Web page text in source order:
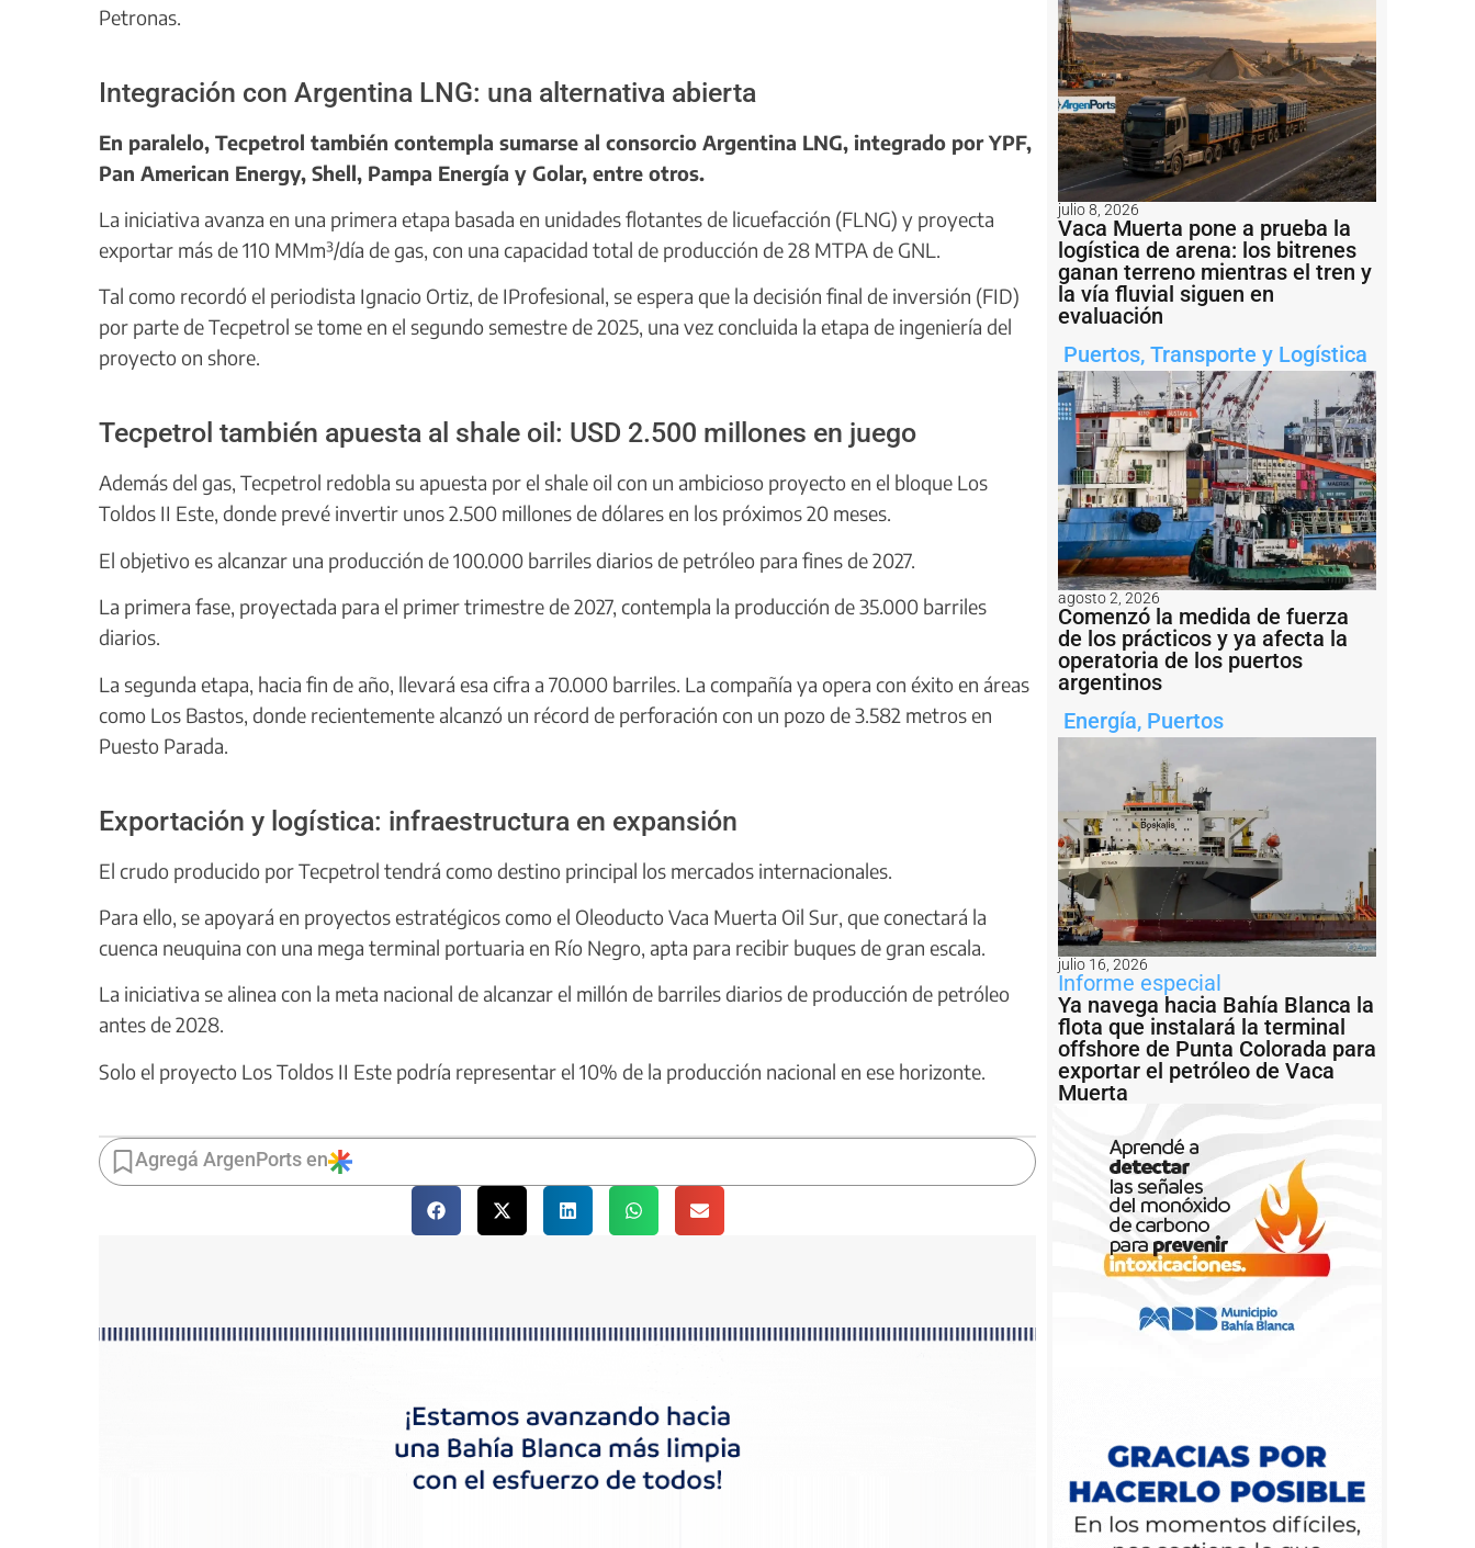
Petronas.
Integración con Argentina LNG: una alternativa abierta
En paralelo, Tecpetrol también contempla sumarse al consorcio Argentina LNG, integrado por YPF,
Pan American Energy, Shell, Pampa Energía y Golar, entre otros.
La iniciativa avanza en una primera etapa basada en unidades flotantes de licuefacción (FLNG) y proyecta
exportar más de 110 MMm³/día de gas, con una capacidad total de producción de 28 MTPA de GNL.
Tal como recordó el periodista Ignacio Ortiz, de IProfesional, se espera que la decisión final de inversión (FID)
por parte de Tecpetrol se tome en el segundo semestre de 2025, una vez concluida la etapa de ingeniería del
proyecto on shore.
Tecpetrol también apuesta al shale oil: USD 2.500 millones en juego
Además del gas, Tecpetrol redobla su apuesta por el shale oil con un ambicioso proyecto en el bloque Los
Toldos II Este, donde prevé invertir unos 2.500 millones de dólares en los próximos 20 meses.
El objetivo es alcanzar una producción de 100.000 barriles diarios de petróleo para fines de 2027.
La primera fase, proyectada para el primer trimestre de 2027, contempla la producción de 35.000 barriles
diarios.
La segunda etapa, hacia fin de año, llevará esa cifra a 70.000 barriles. La compañía ya opera con éxito en áreas
como Los Bastos, donde recientemente alcanzó un récord de perforación con un pozo de 3.582 metros en
Puesto Parada.
Exportación y logística: infraestructura en expansión
El crudo producido por Tecpetrol tendrá como destino principal los mercados internacionales.
Para ello, se apoyará en proyectos estratégicos como el Oleoducto Vaca Muerta Oil Sur, que conectará la
cuenca neuquina con una mega terminal portuaria en Río Negro, apta para recibir buques de gran escala.
La iniciativa se alinea con la meta nacional de alcanzar el millón de barriles diarios de producción de petróleo
antes de 2028.
Solo el proyecto Los Toldos II Este podría representar el 10% de la producción nacional en ese horizonte.
Agregá ArgenPorts en
julio 8, 2026
Vaca Muerta pone a prueba la
logística de arena: los bitrenes
ganan terreno mientras el tren y
la vía fluvial siguen en
evaluación
Puertos, Transporte y Logística
agosto 2, 2026
Comenzó la medida de fuerza
de los prácticos y ya afecta la
operatoria de los puertos
argentinos
Energía, Puertos
julio 16, 2026
Informe especial
Ya navega hacia Bahía Blanca la
flota que instalará la terminal
offshore de Punta Colorada para
exportar el petróleo de Vaca
Muerta